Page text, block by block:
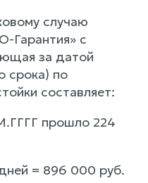
случаю
Гарантия» с
за датой
срока) по
составляет:
прошло 224
= 896 000 руб.